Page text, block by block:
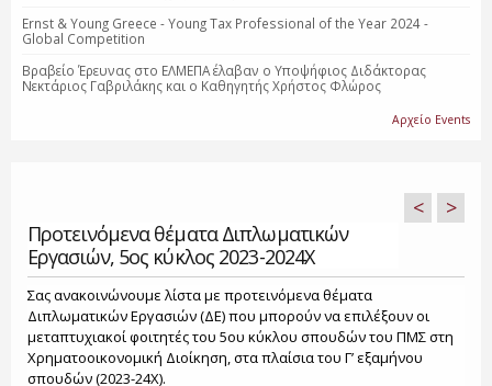
Ernst & Young Greece - Young Tax Professional of the Year 2024 -
Global Competition
Βραβείο Έρευνας στο ΕΛΜΕΠΑ έλαβαν ο Υποψήφιος Διδάκτορας
Νεκτάριος Γαβριλάκης και ο Καθηγητής Χρήστος Φλώρος
Αρχείο Events
Προτεινόμενα θέματα Διπλωματικών
Εργασιών, 5ος κύκλος 2023-2024Χ
< >
Σας ανακοινώνουμε λίστα με προτεινόμενα θέματα
Διπλωματικών Εργασιών (ΔΕ) που μπορούν να επιλέξουν οι
μεταπτυχιακοί φοιτητές του 5ου κύκλου σπουδών του ΠΜΣ στη
Χρηματοοικονομική Διοίκηση, στα πλαίσια του Γ’ εξαμήνου
σπουδών (2023-24Χ).